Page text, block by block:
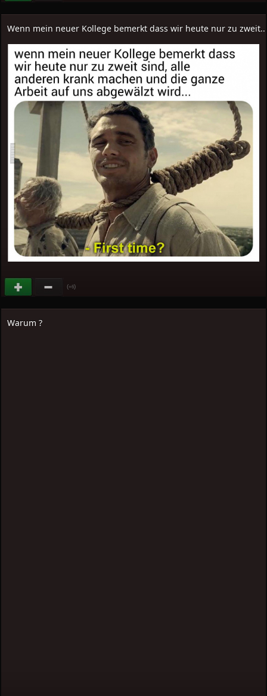
Wenn mein neuer Kollege bemerkt dass wir heute nur zu zweit..
(+6)
Warum ?